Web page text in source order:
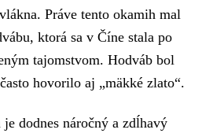
Práve tento okamih mal
ktorá sa v Číne stala po
tajomstvom. Hodváb bol
hovorilo aj „mäkké zlato“.
dodnes náročný a zdĺhavý